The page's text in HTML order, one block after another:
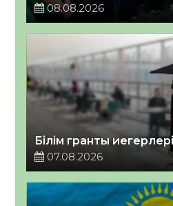
08.08.2026
Білім гранты
07.08.2026